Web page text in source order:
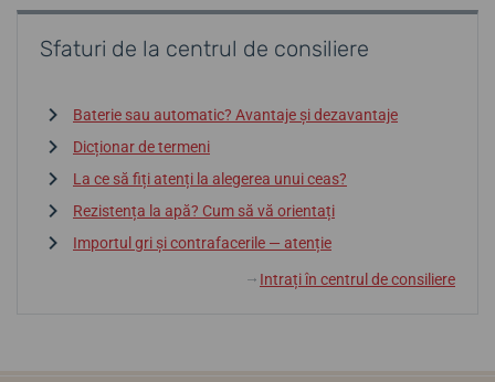
Sfaturi de la centrul de consiliere
Baterie sau automatic? Avantaje și dezavantaje
Dicționar de termeni
La ce să fiți atenți la alegerea unui ceas?
Rezistența la apă? Cum să vă orientați
Importul gri și contrafacerile — atenție
↓ Intrați în centrul de consiliere